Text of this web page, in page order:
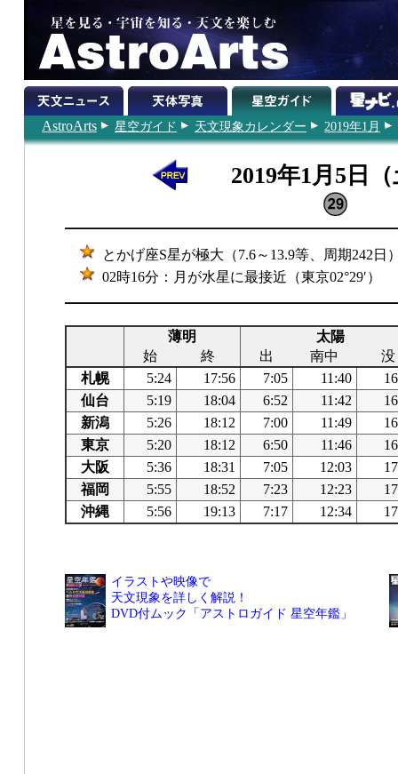
AstroArts 星空ガイド 天文現象カレンダー 2019年1月
2019年1月5日
とかげ座S星が極大（7.6～13.9等、周期242日
02時16分：月が水星に最接近（東京02°29′）
薄明
太陽
始
終 出 南中
没
札幌
5:24 17:56 7:05 11:40
仙台
5:19 18:04 6:52 11:42
新潟
5:26 18:12 7:00 11:49
東京
5:20 18:12 6:50 11:46
大阪
5:36 18:31 7:05 12:03
福岡
5:55 18:52 7:23 12:23
沖縄
5:56 19:13 7:17 12:34
イラストや映像で
天文現象を詳しく解説！
DVD付ムック「アストロガイド 星空年鑑」